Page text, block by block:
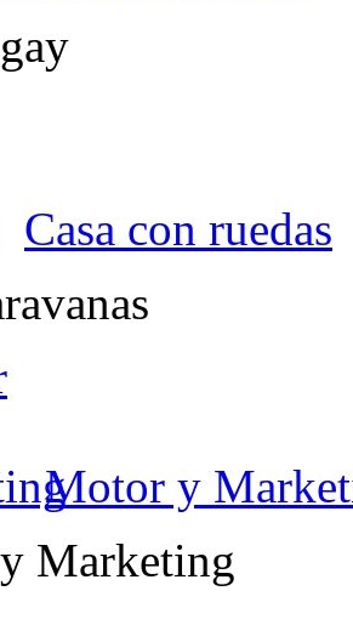
Casa con ruedas
Motor y
Marketing